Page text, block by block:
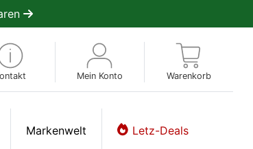
Mein Konto Warenkorb
Markenwelt Letz-Deals